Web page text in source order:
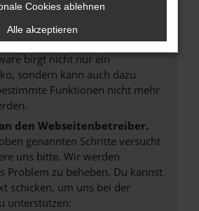
dass dein Browser und dein
auf dem neuesten Stand
birgt nicht nur ein
sondern kann auch dazu
Funktionen nicht mehr
den Webseitenbetreiber.
genannten Schritte versucht
uns bitte. Wir werden
Problem zu beheben. Du kannst
schicken, um uns bei der
unterstützen:
Cookies ablehnen
Alle akzeptieren